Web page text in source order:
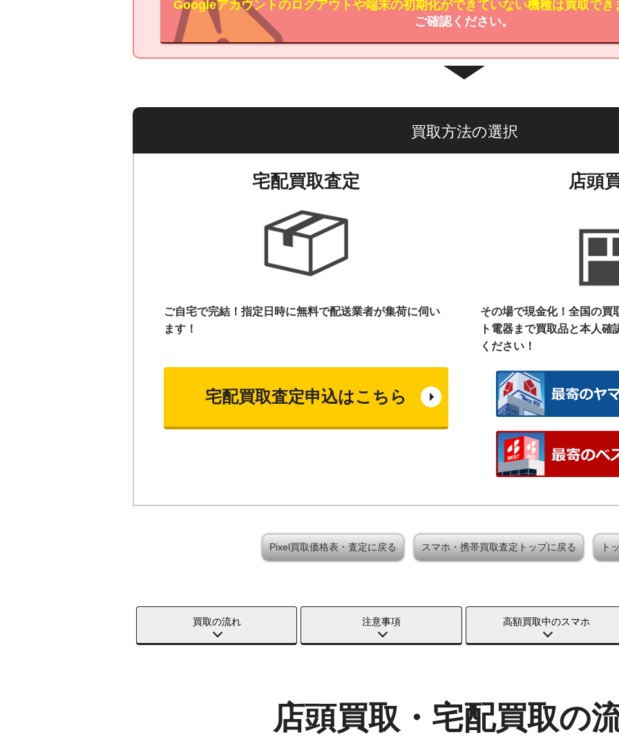
Googleアカウントのログアウトや端末の初期化ができていない機種は買取でき
ご確認ください。
買取方法の選択
宅配買取査定
ご自宅で完結！指定日時に無料で配送業者が集荷に伺い
ます！
宅配買取査定申込はこちら
店頭
その場で現金化！全国の買
ト電器まで買取品と本人確
ください！
Pixel買取価格表・査定に戻る スマホ・携帯買取査定トップに戻る ト
買取の流れ 注意事項 高額買取中のスマホ
店頭買取・宅配買取の